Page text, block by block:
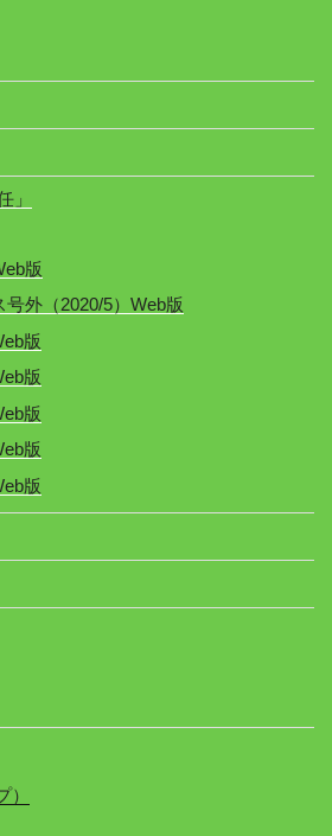
」
版
外（2020/5）Web版
版
版
版
版
版